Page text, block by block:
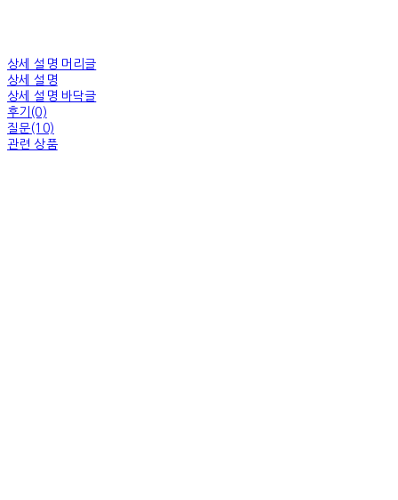
상세 설명 머리글
상세 설명
상세 설명 바닥글
후기(0)
질문(10)
관련 상품